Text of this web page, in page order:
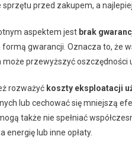
przed zakupem, a
aspektem jest brak
gwarancji. Oznacza to, że
może przewyższyć oszczędności
rozważyć koszty eksploatacji
lub cechować się mniejszą
także nie spełniać
energię lub inne opłaty.